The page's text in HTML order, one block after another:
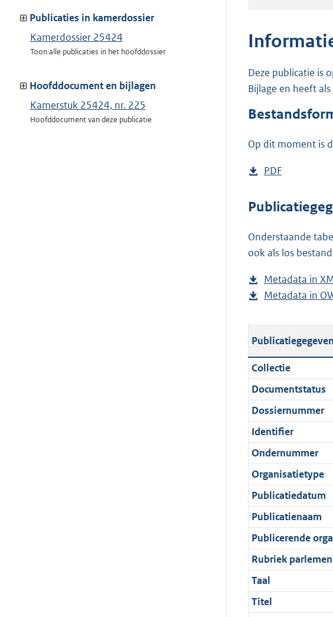
van:
Publicaties in kamerdossier
Kamerdossier 25424
Toon alle publicaties in het hoofddossier
Hoofddocument en bijlagen
Kamerstuk 25424, nr. 225
Hoofddocument van deze publicatie
Deze publicatie is
Bijlage en heeft
Op dit moment is
D
w
l
o
d
p
l
i
c
a
t
i
e
i
n
f
o
r
m
a
a
t
PDF
s
a
n
s
g
o
t
t
e
:
1
,
3
M
b
Onderstaande
ook als los
Metadata in
Metadata in
Collectie
Documentstatus
Dossiernummer
Identifier
Ondernummer
Organisatietype
Publicatiedatum
Publicatienaam
Publicerende
Rubriek
Taal
Titel